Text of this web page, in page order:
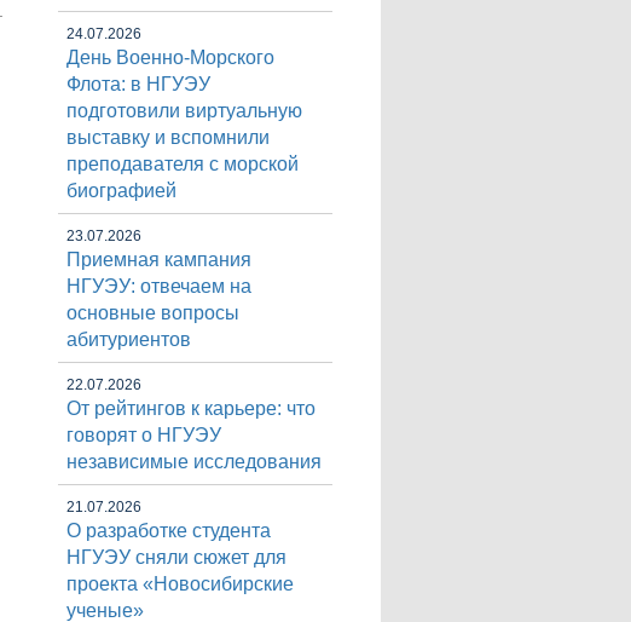
24.07.2026
День Военно-Морского
Флота: в НГУЭУ
подготовили виртуальную
выставку и вспомнили
преподавателя с морской
биографией
23.07.2026
Приемная кампания
НГУЭУ: отвечаем на
основные вопросы
абитуриентов
22.07.2026
От рейтингов к карьере: что
говорят о НГУЭУ
независимые исследования
21.07.2026
О разработке студента
НГУЭУ сняли сюжет для
проекта «Новосибирские
ученые»